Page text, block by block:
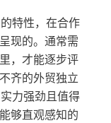
特性，在合作
现的。通常需
，才能逐步评
齐的外贸独立
力强劲且值得
够直观感知的